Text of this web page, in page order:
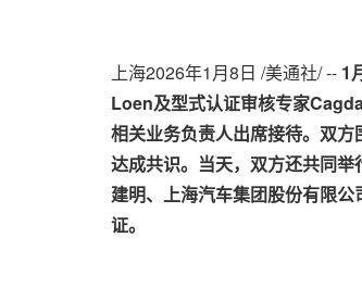
上海2026年1月8日 /美通社/ -- 1
Loen及型式认证审核专家
相关业务负责人出席接待。双
达成共识。当天，双方还共同
建明、上海汽车集团股份有限
证。